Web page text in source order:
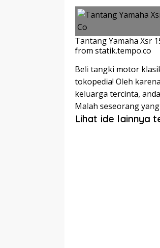
Tantang Yamaha Xsr
from statik.tempo.co
Beli tangki motor
tokopedia! Oleh
keluarga tercinta,
Malah seseorang
Lihat ide lainnya